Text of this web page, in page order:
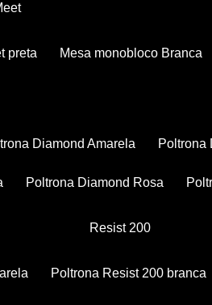
preta Mesa monobloco Branca
Diamond Amarela
Poltrona Diamond Rosa
Resist 200
Poltrona Resist 200 branca